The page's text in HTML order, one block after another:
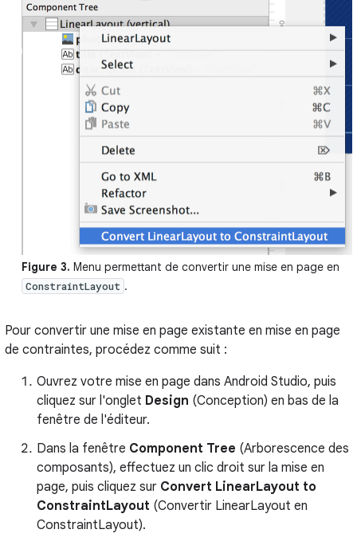
Figure 3. Menu permettant de convertir une mise en page en
ConstraintLayout .
Pour convertir une mise en page existante en mise en page
de contraintes, procédez comme suit :
Ouvrez votre mise en page dans Android Studio, puis
cliquez sur l'onglet Design (Conception) en bas de la
fenêtre de l'éditeur.
Dans la fenêtre Component Tree (Arborescence des
composants), effectuez un clic droit sur la mise en
page, puis cliquez sur Convert LinearLayout to
ConstraintLayout (Convertir LinearLayout en
ConstraintLayout).